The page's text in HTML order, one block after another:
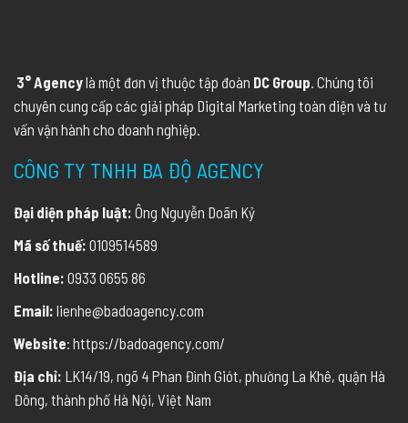
3° Agencylà một đơn vị thuộc tập đoàn DC Group . Chúng tôi
chuyên cung cấp các giải pháp Digital Marketing toàn diện và tư
vấn vận hành cho doanh nghiệp.
CÔNG TY TNHH BA ĐỘ AGENCY
Đại diện pháp luật: Ông Nguyễn Doãn Kỷ
Mã số thuế: 0109514589
Hotline: 0933 0655 86
Email: lienhe@badoagency.com
Website: https://badoagency.com/
Địa chỉ: LK14/19, ngõ 4 Phan Đình Giót, phường La Khê, quận Hà
Đông, thành phố Hà Nội, Việt Nam